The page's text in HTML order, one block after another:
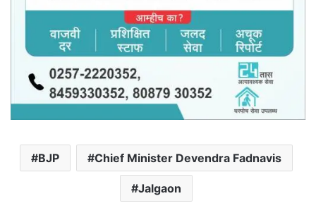
BJP Chief Minister Devendra Fadnavis
Jalgaon